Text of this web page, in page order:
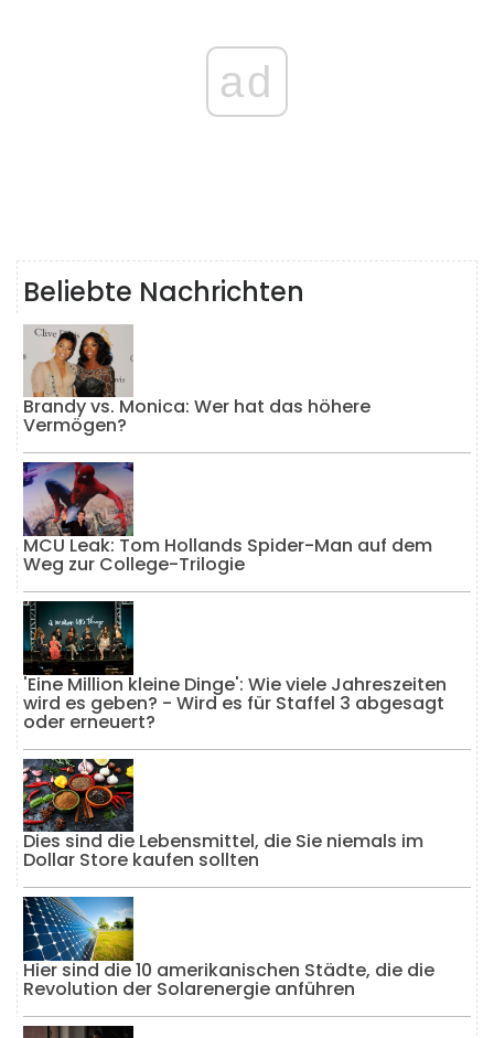
ad
Beliebte Nachrichten
Brandy vs. Monica: Wer hat das höhere
Vermögen?
MCU Leak: Tom Hollands Spider-Man auf dem
Weg zur College-Trilogie
'Eine Million kleine Dinge': Wie viele Jahreszeiten
wird es geben? - Wird es für Staffel 3 abgesagt
oder erneuert?
Dies sind die Lebensmittel, die Sie niemals im
Dollar Store kaufen sollten
Hier sind die 10 amerikanischen Städte, die die
Revolution der Solarenergie anführen